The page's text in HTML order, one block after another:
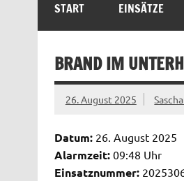
START EINSÄTZE
BRAND IM
26. August 2025
Datum:26. August 2025
Alarmzeit:09:48 Uhr
Einsatznummer: